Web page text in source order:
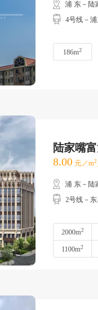
浦 东－陆
4号线－浦
186m2
陆家嘴
8.00 元／m2
浦 东－陆
2号线－东
2000m2
1100m2